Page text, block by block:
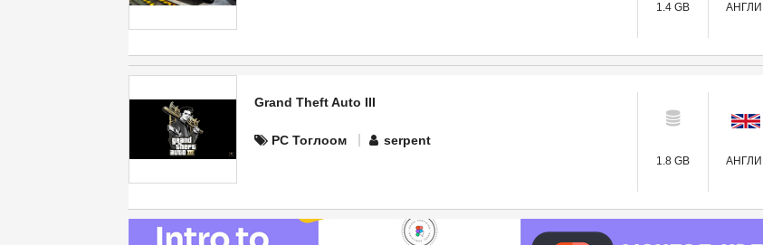
1.4 GB АНГЛИ
Grand Theft Auto III
PC Тоглоом serpent
1.8 GB АНГЛИ